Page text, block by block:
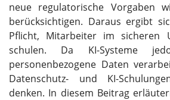
neue regulatorische Vorgaben
berücksichtigen. Daraus ergibt
Pflicht, Mitarbeiter im sicheren
schulen. Da KI-Systeme
personenbezogene Daten
Datenschutz- und KI-
denken. In diesem Beitrag